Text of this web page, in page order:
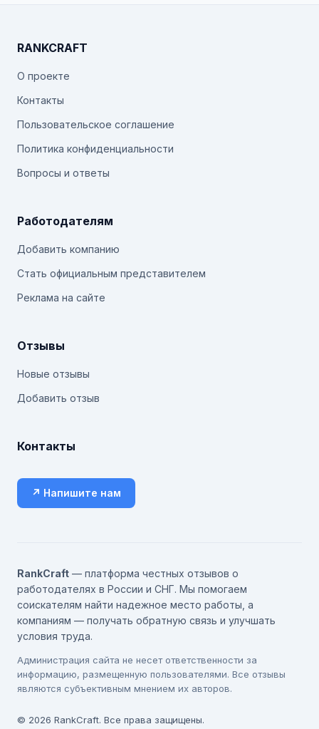
RANKCRAFT
О проекте
Контакты
Пользовательское соглашение
Политика конфиденциальности
Вопросы и ответы
Работодателям
Добавить компанию
Стать официальным представителем
Реклама на сайте
Отзывы
Новые отзывы
Добавить отзыв
Контакты
↗ Напишите нам
RankCraft — платформа честных отзывов о
работодателях в России и СНГ. Мы помогаем
соискателям найти надежное место работы, а
компаниям — получать обратную связь и улучшать
условия труда.
Администрация сайта не несет ответственности за
информацию, размещенную пользователями. Все отзывы
являются субъективным мнением их авторов.
© 2026 RankCraft. Все права защищены.